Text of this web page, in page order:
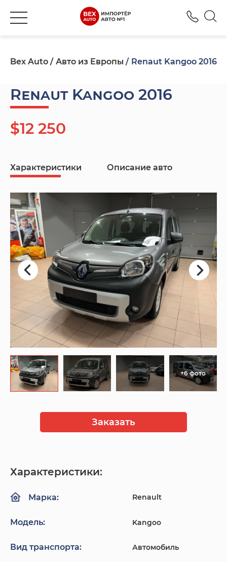
Bex Auto Авто из Европы Renaut Kangoo 2016
Renaut Kangoo 2016
$12 250
Характеристики Описание авто
+6 фото
Заказать
Характеристики:
Марка: Renault
Модель: Kangoo
Вид транспорта: Автомобиль